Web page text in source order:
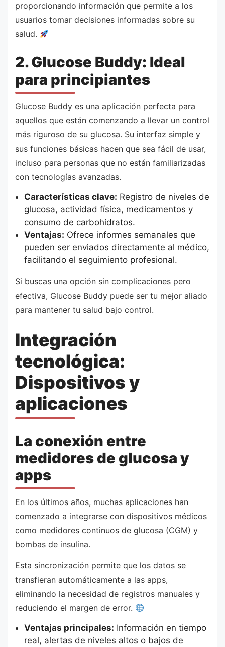
proporcionando información que permite a los
usuarios tomar decisiones informadas sobre su
salud.
2. Glucose Buddy: Ideal
para principiantes
Glucose Buddy es una aplicación perfecta para
aquellos que están comenzando a llevar un control
más riguroso de su glucosa. Su interfaz simple y
sus funciones básicas hacen que sea fácil de usar,
incluso para personas que no están familiarizadas
con tecnologías avanzadas.
Características clave: Registro de niveles de
glucosa, actividad física, medicamentos y
consumo de carbohidratos.
Ventajas: Ofrece informes semanales que
pueden ser enviados directamente al médico,
facilitando el seguimiento profesional.
Si buscas una opción sin complicaciones pero
efectiva, Glucose Buddy puede ser tu mejor aliado
para mantener tu salud bajo control.
Integración
tecnológica:
Dispositivos y
aplicaciones
La conexión entre
medidores de glucosa y
apps
En los últimos años, muchas aplicaciones han
comenzado a integrarse con dispositivos médicos
como medidores continuos de glucosa (CGM) y
bombas de insulina.
Esta sincronización permite que los datos se
transfieran automáticamente a las apps,
eliminando la necesidad de registros manuales y
reduciendo el margen de error.
Ventajas principales: Información en tiempo
real, alertas de niveles altos o bajos de